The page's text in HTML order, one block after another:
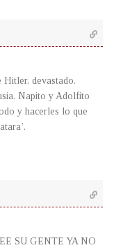
Hitler, devastado.
Napito y Adolfito
y hacerles lo que
SU GENTE YA NO